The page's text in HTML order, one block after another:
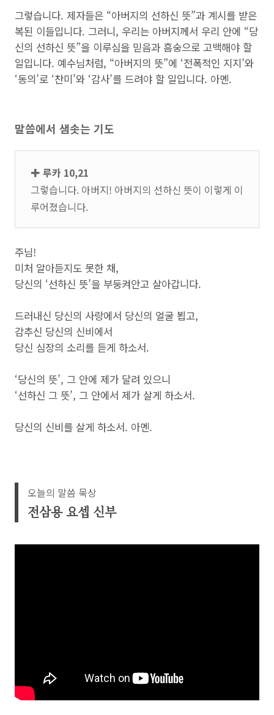
그렇습니다. 제자들은 “아버지의 선하신 뜻”과 계시를 받은
복된 이들입니다. 그러니, 우리는 아버지께서 우리 안에 “당
신의 선하신 뜻”을 이루심을 믿음과 흠숭으로 고백해야 할
일입니다. 예수님처럼, “아버지의 뜻”에 ‘전폭적인 지지’와
‘동의’로 ‘찬미’와 ‘감사’를 드려야 할 일입니다. 아멘.
말씀에서 샘솟는 기도
✚ 루카 10,21
그렇습니다. 아버지! 아버지의 선하신 뜻이 이렇게 이
루어졌습니다.
주님!
미처 알아듣지도 못한 채,
당신의 ‘선하신 뜻’을 부둥켜안고 살아갑니다.
드러내신 당신의 사랑에서 당신의 얼굴 뵙고,
감추신 당신의 신비에서
당신 심장의 소리를 듣게 하소서.
‘당신의 뜻’, 그 안에 제가 달려 있으니
‘선하신 그 뜻’, 그 안에서 제가 살게 하소서.
당신의 신비를 살게 하소서. 아멘.
오늘의 말씀 묵상
전삼용 요셉 신부